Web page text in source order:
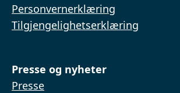
Personvernerklæring
Tilgjengelighetserklæring
Presse og nyheter
Presse